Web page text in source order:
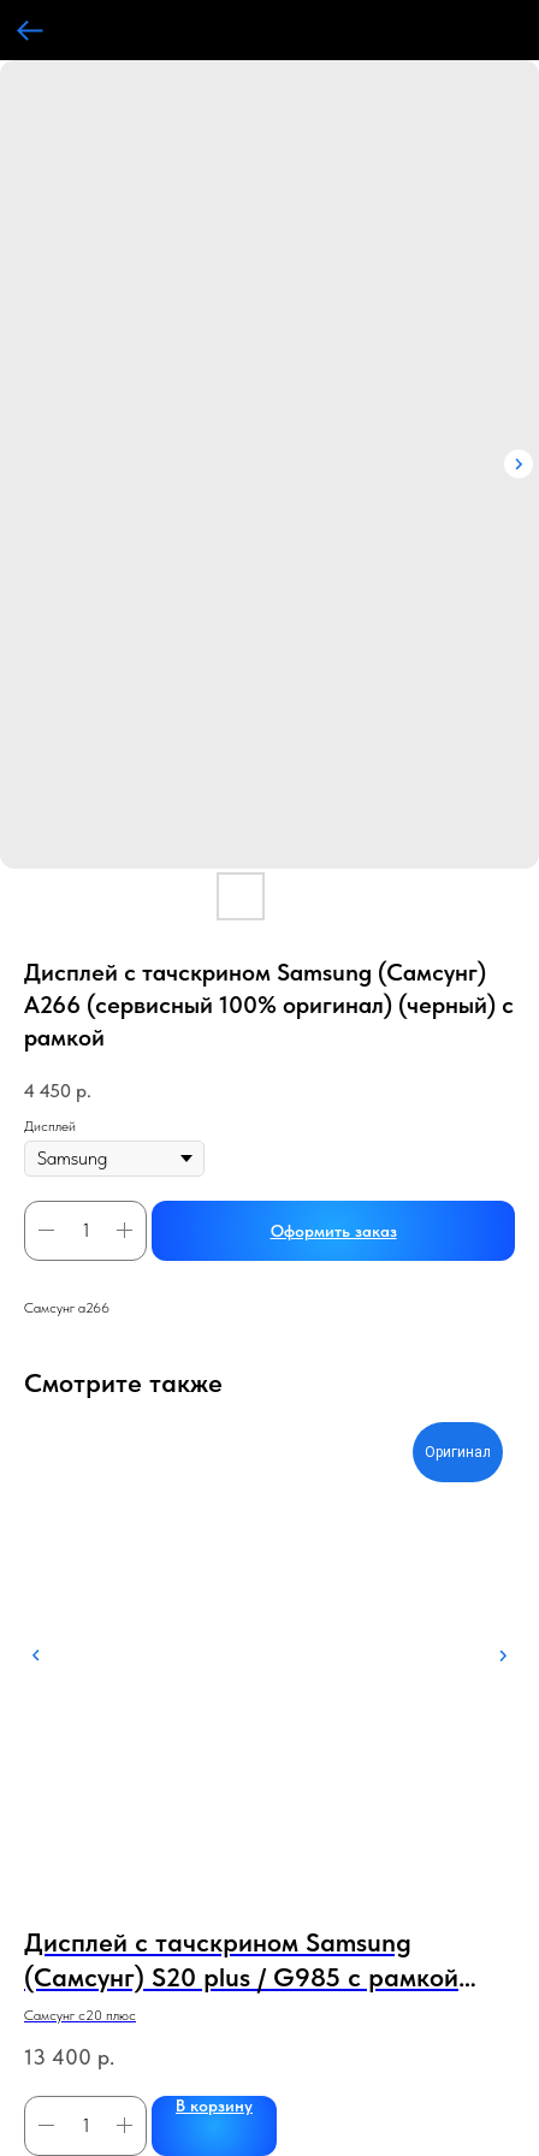
Дисплей с тачскрином Samsung (Самсунг)
A266 (сервисный 100% оригинал) (черный) с
рамкой
4 450 р.
Дисплей
Оформить заказ
Самсунг а266
Смотрите также
Оригинал
Дисплей с тачскрином Samsung
(Самсунг) S20 plus / G985 с рамкой
СЕРЫЙ (сервисный 100% оригинал)
Самсунг с20 плюс
13 400 р.
В корзину